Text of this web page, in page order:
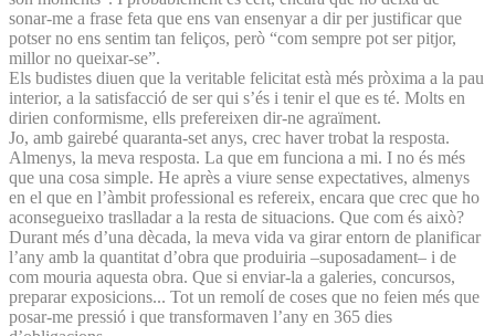
sonar-me a frase feta que ens van ensenyar a dir per justificar que
potser no ens sentim tan feliços, però “com sempre pot ser pitjor,
millor no queixar-se”.
Els budistes diuen que la veritable felicitat està més pròxima a la pau
interior, a la satisfacció de ser qui s’és i tenir el que es té. Molts en
dirien conformisme, ells prefereixen dir-ne agraïment.
Jo, amb gairebé quaranta-set anys, crec haver trobat la resposta.
Almenys, la meva resposta. La que em funciona a mi. I no és més
que una cosa simple. He après a viure sense expectatives, almenys
en el que en l’àmbit professional es refereix, encara que crec que ho
aconsegueixo traslladar a la resta de situacions. Que com és això?
Durant més d’una dècada, la meva vida va girar entorn de planificar
l’any amb la quantitat d’obra que produiria –suposadament– i de
com mouria aquesta obra. Que si enviar-la a galeries, concursos,
preparar exposicions... Tot un remolí de coses que no feien més que
posar-me pressió i que transformaven l’any en 365 dies